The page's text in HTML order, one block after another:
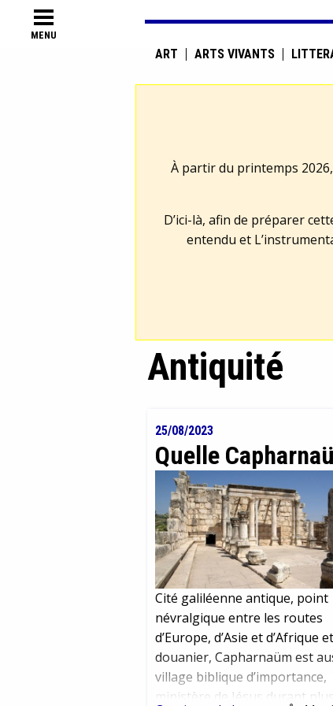
MENU
ART ARTS VIVANTS
À partir du printemps
D’ici-là, afin de préparer
entendu et
Antiquité
25/08/2023
Quelle
Cité galiléenne antique, point
névralgique entre les routes
d’Europe, d’Asie et d’Afrique
douanier, Capharnaüm est
village biblique d’importance,
ministère de Jésus durant